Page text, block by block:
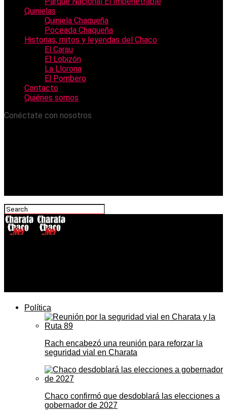
Quinielas
Quiniela Chaqueña
Poceada Chaqueña
Historias, mitos y leyendas del Chaco
El Carau
El Lobizón
La Llorona
El Pombero
Contacto
Quiénes somos
Conéctate con nosotros
Política
Rach encabezó una reunión para reforzar la
seguridad vial en Charata
Chaco confirmó que desdoblará las elecciones a
gobernador de 2027